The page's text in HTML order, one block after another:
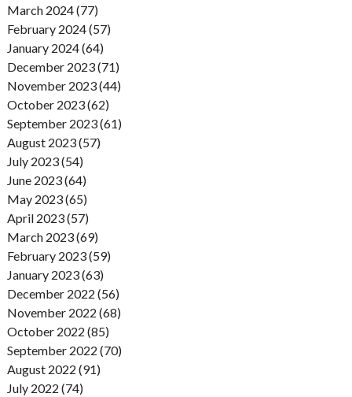
March 2024 (77)
February 2024 (57)
January 2024 (64)
December 2023 (71)
November 2023 (44)
October 2023 (62)
September 2023 (61)
August 2023 (57)
July 2023 (54)
June 2023 (64)
May 2023 (65)
April 2023 (57)
March 2023 (69)
February 2023 (59)
January 2023 (63)
December 2022 (56)
November 2022 (68)
October 2022 (85)
September 2022 (70)
August 2022 (91)
July 2022 (74)